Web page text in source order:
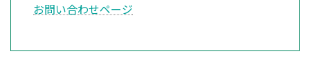
お問い合わせページ